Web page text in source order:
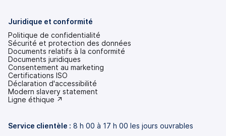
Juridique et conformité
Politique de confidentialité
Sécurité et protection des données
Documents relatifs à la conformité
Documents juridiques
Consentement au marketing
Certifications ISO
Déclaration d'accessibilité
(s'ouvre
dans
onglet)
Modern slavery statement
(s'ouvre
nouvel
Ligne éthique ↗
Service clientèle : 8 h 00 à 17 h 00 les jours ouvrables